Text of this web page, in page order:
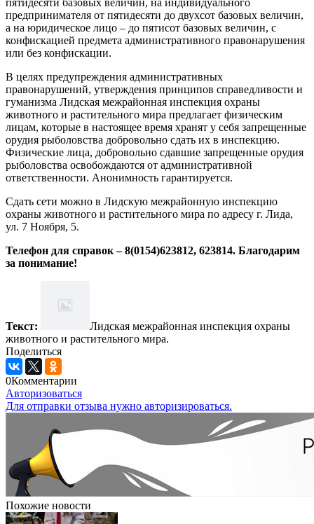
предпринимателя от пятидесяти до двухсот базовых величин,
а на юридическое лицо – до пятисот базовых величин, с
конфискацией предмета административного правонарушения
или без конфискации.
В целях предупреждения административных
правонарушений, утверждения принципов справедливости и
гуманизма Лидская межрайонная инспекция охраны
животного и растительного мира предлагает физическим
лицам, которые в настоящее время хранят у себя запрещенные
орудия рыболовства добровольно сдать их в инспекцию.
Физические лица, добровольно сдавшие запрещенные орудия
рыболовства освобождаются от административной
ответственности. Анонимность гарантируется.
Сдать сети можно в Лидскую межрайонную инспекцию
охраны животного и растительного мира по адресу г. Лида,
ул. 7 Ноября, 5.
Телефон для справок –8(0154)623812, 623814. Благодарим
за понимание!
Текст:
Лидская межрайонная инспекция охраны
животного и растительного мира.
Поделиться
0Комментарии
Авторизоваться
Для отправки отзыва нужно авторизироваться.
Похожие новости